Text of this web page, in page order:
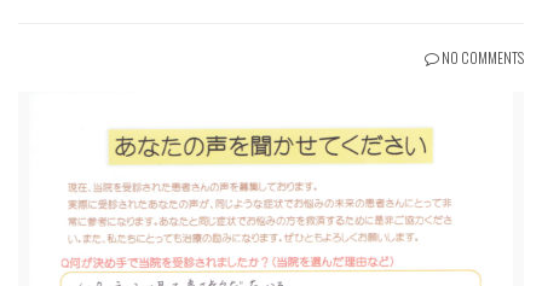
NO COMMENTS